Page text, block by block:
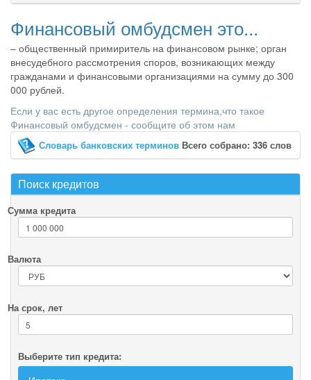
Финансовый омбудсмен это...
– общественный примиритель на финансовом рынке; орган
внесудебного рассмотрения споров, возникающих между
гражданами и финансовыми организациями на сумму до 300
000 рублей.
Если у вас есть другое определения термина,что такое
Финансовый омбудсмен - сообщите об этом нам
Словарь банковских терминов Всего собрано: 336 слов
Поиск кредитов
Сумма кредита
Валюта
На срок, лет
Выберите тип кредита: